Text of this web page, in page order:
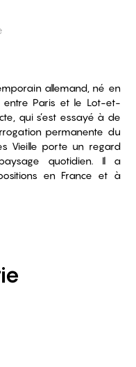
allemand, né en
entre Paris et le Lot-et-
qui s’est essayé à de
permanente du
Vieille porte un regard
quotidien. Il a
en France et à